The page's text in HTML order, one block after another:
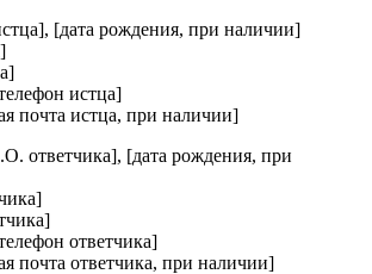
[дата рождения, при наличии]
истца]
почта истца, при наличии]
[дата рождения, при
ответчика]
почта ответчика, при наличии]